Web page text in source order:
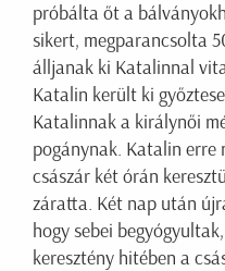
próbálta őt a
sikert, megparancsolta
álljanak ki Katalinnal
Katalin került ki
Katalinnak a királynői
pogánynak. Katalin erre
császár két órán
záratta. Két nap után
hogy sebei
keresztény hitében a